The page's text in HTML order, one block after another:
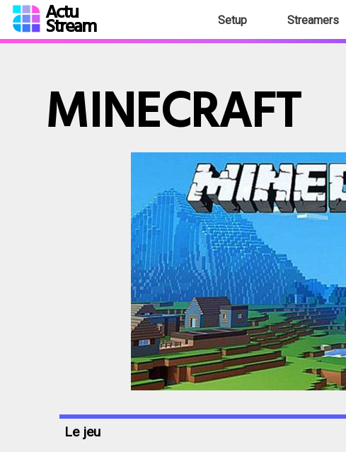
Actu
Stream Setup Streamers
MINECRAFT
Le jeu